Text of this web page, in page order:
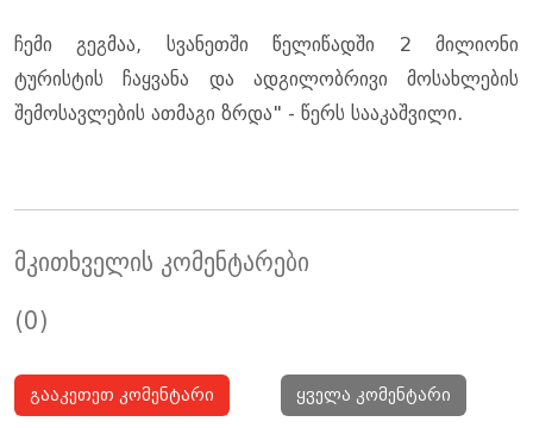
ჩემი გეგმაა, სვანეთში წელიწადში 2 მილიონი
ტურისტის ჩაყვანა და ადგილობრივი მოსახლების
შემოსავლების ათმაგი ზრდა" - წერს სააკაშვილი.
მკითხველის კომენტარები
(0)
გააკეთეთ კომენტარი ყველა კომენტარი